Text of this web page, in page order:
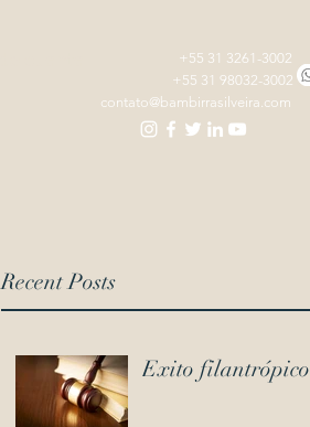
+55 31 3261-3002
+55 31 98032-3002
contato@bambirrasilveira.com
Recent Posts
Exito filantrópico